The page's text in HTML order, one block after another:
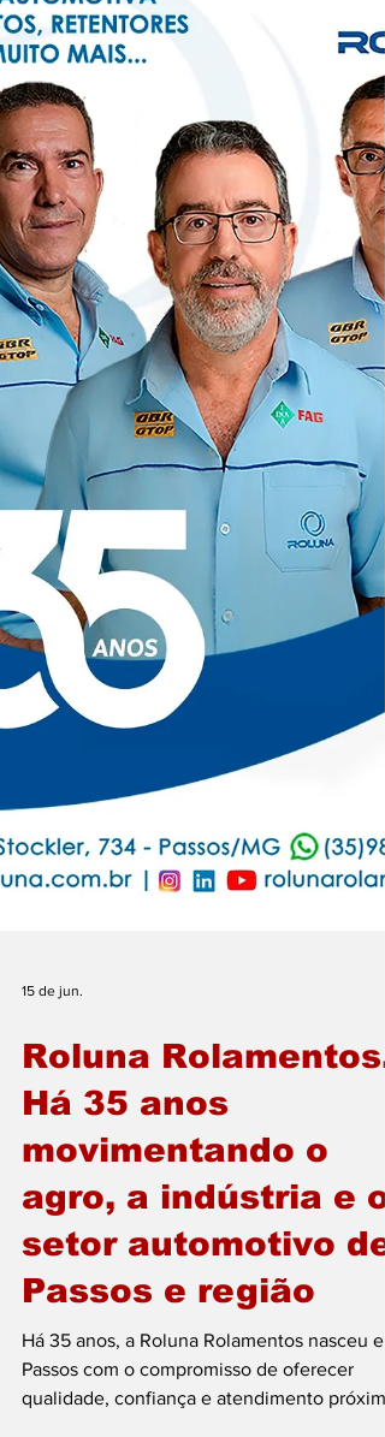
Expass Agro 2026 celebra 60 edições com
foco em pecuária, tecnologia e negócios A
Expass Agro 2026 será realizada entre os
24 e 27 de junho no Parque de Exposições
Adolpho Coelho Lemos, em Passos. Os
leilões e torneios agropecuários acontecem
de 20 a 28 de junho. Com entrada gratuita,
feira chega à sua histórica 60ª edição
consolidada como uma das maiores
exposições agropecuárias de Minas G
15 de jun.
Roluna Rolamentos.
Há 35 anos
movimentando o